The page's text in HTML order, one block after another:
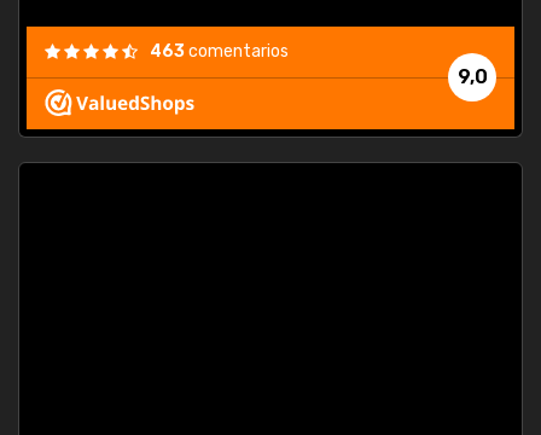
9,0
463comentarios